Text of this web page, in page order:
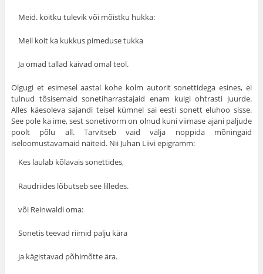
Meid. köitku tulevik või mõistku hukka:
Meil koit ka kukkus pimeduse tukka
Ja omad tallad käivad omal teol.
Olgugi et esimesel aastal kohe kolm autorit sonettidega esines, ei
tulnud tõsisemaid sonetiharrastajaid enam kuigi ohtrasti juurde.
Alles käesoleva sajandi teisel kümnel sai eesti sonett eluhoo sisse.
See pole ka ime, sest sonetivorm on olnud kuni viimase ajani paljude
poolt põlu all. Tarvitseb vaid välja noppida mõningaid
iseloomustavamaid näiteid. Nii Juhan Liivi epigramm:
Kes laulab kõlavais sonettides,
Raudriides lõbutseb see lilledes.
või Reinwaldi oma:
Sonetis teevad riimid palju kära
ja kägistavad põhimõtte ära.